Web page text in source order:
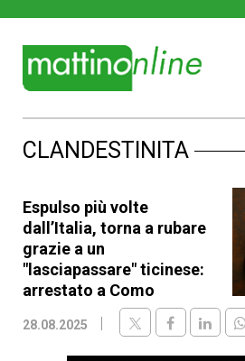
CLANDESTINITA
Espulso più volte
dall’Italia, torna a rubare
grazie a un
"lasciapassare" ticinese:
arrestato a Como
28.08.2025